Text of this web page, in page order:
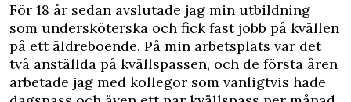
För 18 år sedan avslutade jag min utbildning
som undersköterska och fick fast jobb på kvällen
på ett äldreboende. På min arbetsplats var det
två anställda på kvällspassen, och de första åren
arbetade jag med kollegor som vanligtvis hade